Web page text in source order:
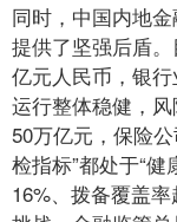
同时，中国内地
提供了坚强后盾
亿元人民币，银
运行整体稳健，
50万亿元，保险
检指标”都处于“
16%、拨备覆盖